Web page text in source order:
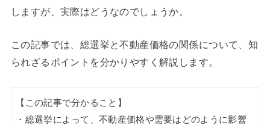
しますが、実際はどうなのでしょうか。
この記事では、総選挙と不動産価格の関係について、知
られざるポイントを分かりやすく解説します。
【この記事で分かること】
・総選挙によって、不動産価格や需要はどのように影響